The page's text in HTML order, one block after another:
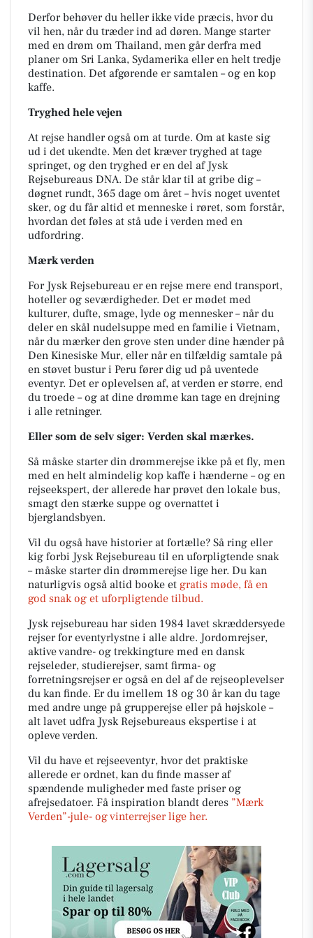
Derfor behøver du heller ikke vide præcis, hvor du
vil hen, når du træder ind ad døren. Mange starter
med en drøm om Thailand, men går derfra med
planer om Sri Lanka, Sydamerika eller en helt tredje
destination. Det afgørende er samtalen – og en kop
kaffe.
Tryghed hele vejen
At rejse handler også om at turde. Om at kaste sig
ud i det ukendte. Men det kræver tryghed at tage
springet, og den tryghed er en del af Jysk
Rejsebureaus DNA. De står klar til at gribe dig –
døgnet rundt, 365 dage om året – hvis noget uventet
sker, og du får altid et menneske i røret, som forstår,
hvordan det føles at stå ude i verden med en
udfordring.
Mærk verden
For Jysk Rejsebureau er en rejse mere end transport,
hoteller og seværdigheder. Det er mødet med
kulturer, dufte, smage, lyde og mennesker – når du
deler en skål nudelsuppe med en familie i Vietnam,
når du mærker den grove sten under dine hænder på
Den Kinesiske Mur, eller når en tilfældig samtale på
en støvet bustur i Peru fører dig ud på uventede
eventyr. Det er oplevelsen af, at verden er større, end
du troede – og at dine drømme kan tage en drejning
i alle retninger.
Eller som de selv siger: Verden skal mærkes.
Så måske starter din drømmerejse ikke på et fly, men
med en helt almindelig kop kaffe i hænderne – og en
rejseekspert, der allerede har prøvet den lokale bus,
smagt den stærke suppe og overnattet i
bjerglandsbyen.
Vil du også have historier at fortælle? Så ring eller
kig forbi Jysk Rejsebureau til en uforpligtende snak
– måske starter din drømmerejse lige her. Du kan
naturligvis også altid booke et gratis møde, få en
god snak og et uforpligtende tilbud.
Jysk rejsebureau har siden 1984 lavet skræddersyede
rejser for eventyrlystne i alle aldre. Jordomrejser,
aktive vandre- og trekkingture med en dansk
rejseleder, studierejser, samt firma- og
forretningsrejser er også en del af de rejseoplevelser
du kan finde. Er du imellem 18 og 30 år kan du tage
med andre unge på grupperejse eller på højskole –
alt lavet udfra Jysk Rejsebureaus ekspertise i at
opleve verden.
Vil du have et rejseeventyr, hvor det praktiske
allerede er ordnet, kan du finde masser af
spændende muligheder med faste priser og
afrejsedatoer. Få inspiration blandt deres ”Mærk
Verden”-jule- og vinterrejser lige her.